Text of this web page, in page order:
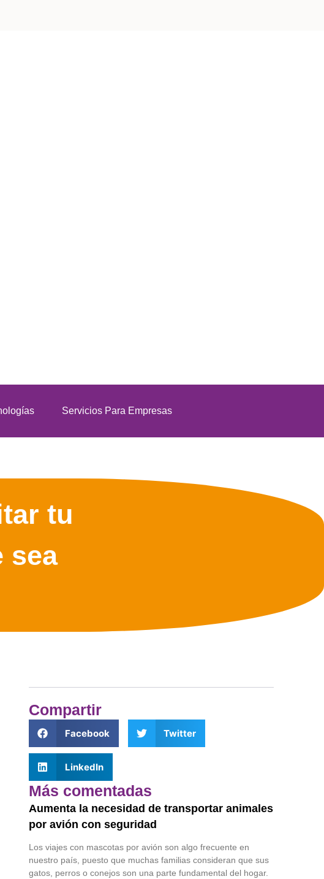
Servicios Para Empresas
tu
sea
Compartir
Facebook Twitter
LinkedIn
Más comentadas
Aumenta la necesidad de transportar animales
por avión con seguridad
Los viajes con mascotas por avión son algo frecuente en
nuestro país, puesto que muchas familias consideran que sus
gatos, perros o conejos son una parte fundamental del hogar.